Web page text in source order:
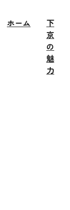
ホーム
下
京
の
魅
力